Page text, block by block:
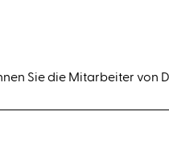
Sie die Mitarbeiter von